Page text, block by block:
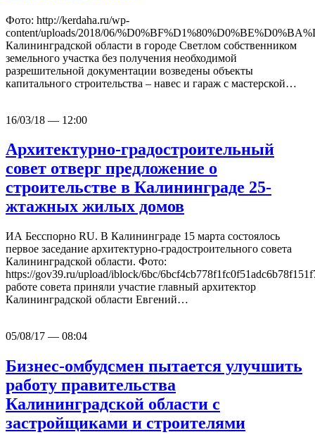
Фото: http://kerdaha.ru/wp-
content/uploads/2018/06/
Калининградской области в городе Светлом собственником
земельного участка без получения необходимой
разрешительной документации возведены объекты
капитального строительства – навес и гараж с мастерской…
16/03/18 — 12:00
Архитектурно-градостроительный
совет отверг предложение о
строительстве в Калининграде 25-
жтажных жилых домов
ИА Бесспорно RU. В Калининграде 15 марта состоялось
первое заседание архитектурно-градостроительного совета
Калининградской области. Фото:
https://gov39.ru/upload/iblock/6bc/
работе совета приняли участие главный архитектор
Калининградской области Евгений…
05/08/17 — 08:04
Бизнес-омбудсмен пытается улучшить
работу правительства
Калининградской области с
застройщиками и строителями